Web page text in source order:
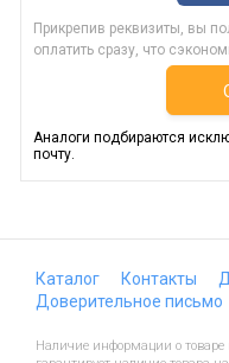
Прикрепив реквизиты, вы
оплатить сразу, что
Аналоги подбираются
почту.
Каталог Контакты
Доверительное письмо
Наличие информации о товаре